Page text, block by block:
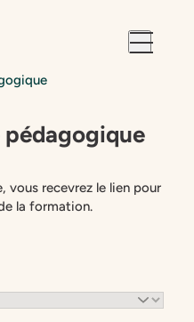
pédagogique
vous recevrez le lien pour
la formation.